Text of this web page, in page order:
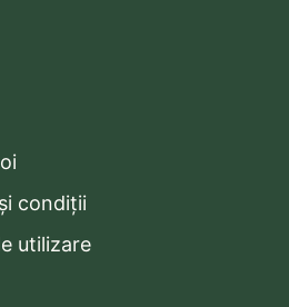
condiții
utilizare